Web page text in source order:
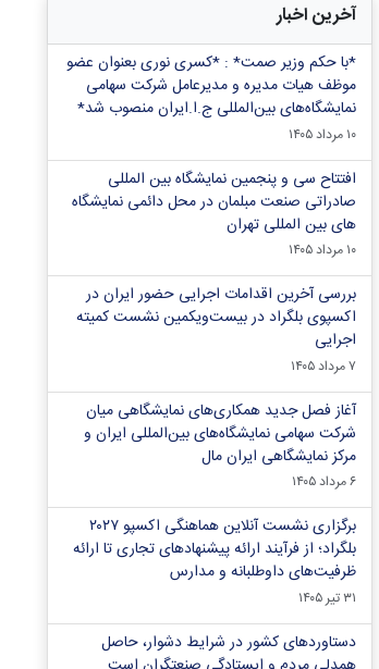
آخرین اخبار
*با حکم وزیر صمت* : *کسری نوری بعنوان عضو
موظف هیات مدیره و مدیرعامل شرکت سهامی
نمایشگاه‌های بین‌المللی ج.ا.ایران منصوب شد*
۱۰ مرداد ۱۴۰۵
افتتاح سی و پنجمین نمایشگاه بین المللی
صادراتی صنعت مبلمان در محل دائمی نمایشگاه
های بین المللی تهران
۱۰ مرداد ۱۴۰۵
بررسی آخرین اقدامات اجرایی حضور ایران در
اکسپوی بلگراد در بیست‌ویکمین نشست کمیته
اجرایی
۷ مرداد ۱۴۰۵
آغاز فصل جدید همکاری‌های نمایشگاهی میان
شرکت سهامی نمایشگاه‌های بین‌المللی ایران و
مرکز نمایشگاهی ایران‌ مال
۶ مرداد ۱۴۰۵
برگزاری نشست آنلاین هماهنگی اکسپو ۲۰۲۷
بلگراد؛ از فرآیند ارائه پیشنهادهای تجاری تا ارائه
ظرفیت‌های داوطلبانه و مدارس
۳۱ تیر ۱۴۰۵
دستاوردهای کشور در شرایط دشوار، حاصل